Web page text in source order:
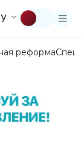
реформа